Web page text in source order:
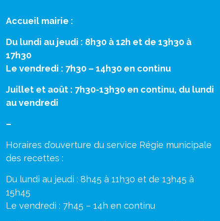
Accueil mairie :
Du lundi au jeudi : 8h30 à 12h et de 13h30 à
17h30
Le vendredi : 7h30 – 14h30 en continu
Juillet et août : 7h30-13h30 en continu, du lundi
au vendredi
–
Horaires d’ouverture du service Régie municipale
des recettes :
Du lundi au jeudi : 8h45 à 11h30 et de 13h45 à
15h45
Le vendredi : 7h45 – 14h en continu